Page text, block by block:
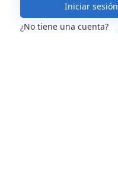
Iniciar sesión
¿No tiene una cuenta?